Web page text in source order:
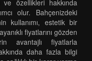
ve özellikleri hakkında
olur. Bahçenizdeki
kullanımı, estetik bir
fiyatlarını gözden
avantajlı fiyatlarla
daha fazla bilgi